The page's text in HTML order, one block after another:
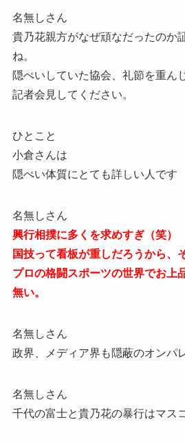
名無しさん
貴乃花親方がなぜ頑なだったのか
ね。
隠ぺいしていた協会、礼節を重ん
記者会見してください。
ひとこと
小倉さんは
隠ぺい体質にとても詳しい人です
名無しさん
興行相撲に多くを求めすぎ（笑）
国技って看板が重しだろうから、
プロの格闘スポーツの世界でお上
無い。
名無しさん
政界、メディア界も隠蔽のオンパ
名無しさん
千代の富士と貴乃花の暴行はマス